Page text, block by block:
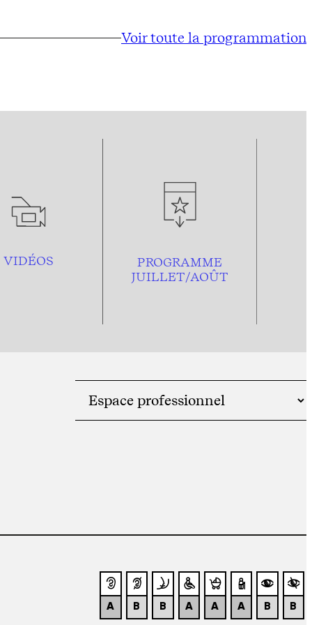
Voir toute la programmation
VIDÉOS
PROGRAMME
JUILLET/AOÛT